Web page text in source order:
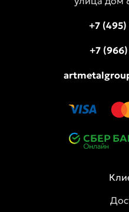
+7
+7